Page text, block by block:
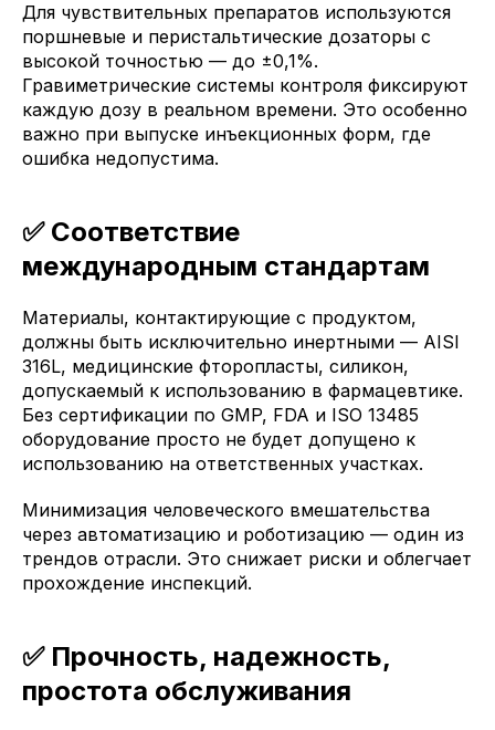
Для чувствительных препаратов используются
поршневые и перистальтические дозаторы с
высокой точностью — до ±0,1%.
Гравиметрические системы контроля фиксируют
каждую дозу в реальном времени. Это особенно
важно при выпуске инъекционных форм, где
ошибка недопустима.
✅ Соответствие
международным стандартам
Материалы, контактирующие с продуктом,
должны быть исключительно инертными — AISI
316L, медицинские фторопласты, силикон,
допускаемый к использованию в фармацевтике.
Без сертификации по GMP, FDA и ISO 13485
оборудование просто не будет допущено к
использованию на ответственных участках.
Минимизация человеческого вмешательства
через автоматизацию и роботизацию — один из
трендов отрасли. Это снижает риски и облегчает
прохождение инспекций.
✅ Прочность, надежность,
простота обслуживания